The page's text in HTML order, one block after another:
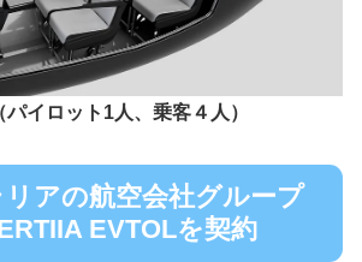
イロット1人、乗客４人）
アの航空会社グループ
EVTOLを契約